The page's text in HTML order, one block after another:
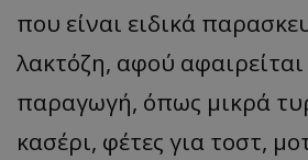
που είναι ειδικά
λακτόζη, αφού
παραγωγή, όπως μικρά
κασέρι, φέτες για τοστ,